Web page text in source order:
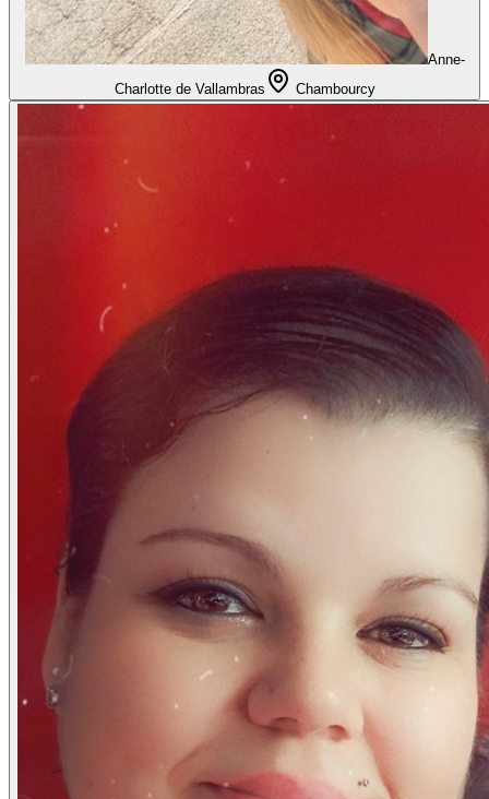
Anne-
Charlotte de Vallambras
Chambourcy